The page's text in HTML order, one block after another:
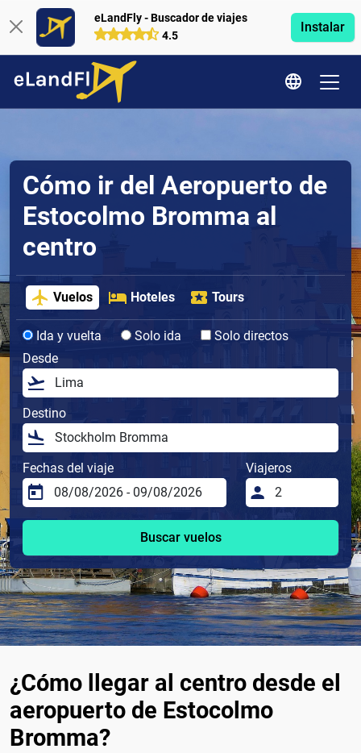
eLandFly - Buscador de viajes
4.5
Instalar
Cómo ir del Aeropuerto de
Estocolmo Bromma al
centro
Vuelos Hoteles Tours
Ida y vuelta Solo ida
Solo directos
Desde
Destino
Fechas del viaje Viajeros
Buscar vuelos
¿Cómo llegar al centro desde el
aeropuerto de Estocolmo
Bromma?